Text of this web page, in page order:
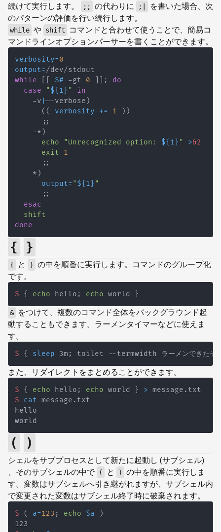
続けて実行します。
;; の代わりに ;|
を書いた場合、次
のパターンの評価を行い続行します。
while や shift
コマンドと合わせて使うことで、簡易コ
マンドラインオプションパーサーを書くことができます。
verbosity=0
output=
while
$# -gt 0 ;
do
case
"${1} "
in
    -v
|--verbose )
((
verbosity += 1
))
;;
    -*
)
echo
"Unrecognized option: ${1} " >&2
exit
1
;;
    *
)
output= "${1} "
;;
esac
shift
done
{ }
{ と } の中を順番に実行します。コマンドのグループ化
です。
$ { echo hello ; echo world }
&
をつけて、複数のコマンド全体をバックグラウンド起
動することもできます。ラーメンタイマーなどに使えま
す。
$ { sleep 3m ; toilet --termwidth ラーメンできたぞ
また、リダイレクトをまとめることができます。
$ { echo hello ; echo world } > message.txt
$
cat message.txt
( )
シェルをサブプロセスとして新たに起動し (サブシェル)
、そのサブシェルの中で
( と )
の中を順番に実行しま
す。変数はサブシェルへ引き継がれますが、サブシェル内
で変更された変数はサブシェル終了時に破棄されます。
$ ( a=123 ; echo $a
)